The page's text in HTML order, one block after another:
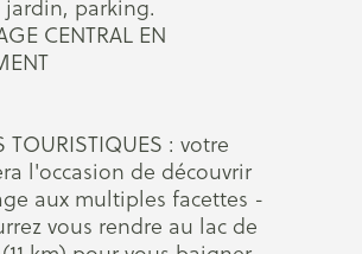
jardin, parking.
CENTRAL EN
TOURISTIQUES : votre
l'occasion de découvrir
aux multiples facettes -
vous rendre au lac de